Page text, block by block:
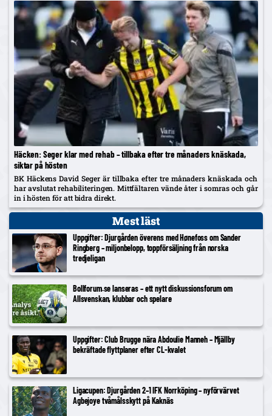
Häcken: Seger klar med rehab – tillbaka efter tre månaders knäskada,
siktar på hösten
BK Häckens David Seger är tillbaka efter tre månaders knäskada och
har avslutat rehabiliteringen. Mittfältaren vände åter i somras och går
in i hösten för att bidra direkt.
Mest läst
Uppgifter: Djurgården överens med Hønefoss om Sander
Ringberg – miljonbelopp, toppförsäljning från norska
tredjeligan
Bollforum.se lanseras – ett nytt diskussionsforum om
Allsvenskan, klubbar och spelare
Uppgifter: Club Brugge nära Abdoulie Manneh – Mjällby
bekräftade flyttplaner efter CL-kvalet
Ligacupen: Djurgården 2–1 IFK Norrköping – nyförvärvet
Agbejoye tvåmålsskytt på Kaknäs